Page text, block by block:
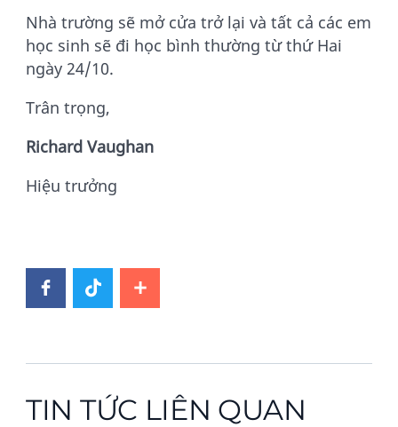
Nhà trường sẽ mở cửa trở lại và tất cả các em
học sinh sẽ đi học bình thường từ thứ Hai
ngày 24/10.
Trân trọng,
Richard Vaughan
Hiệu trưởng
TIN TỨC LIÊN QUAN